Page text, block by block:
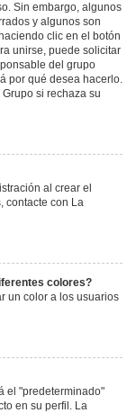
Sin embargo, algunos
y algunos son
clic en el botón
unirse, puede solicitar
del grupo
por qué desea hacerlo.
si rechaza su
al crear el
contacte con La
colores?
un color a los usuarios
el "predeterminado"
en su perfil. La